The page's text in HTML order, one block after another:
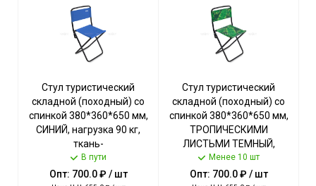
Стул туристический
складной (походный) со
спинкой 380*360*650 мм,
СИНИЙ, нагрузка 90 кг,
ткань-
водоотталкивающая
пропитка арт. ПС2/С NIKA
В пути
Опт: 700.0 ₽ / шт
Стул туристический
складной (походный) со
спинкой 380*360*650 мм,
ТРОПИЧЕСКИМИ
ЛИСТЬМИ ТЕМНЫЙ,
нагрузка 90кг,ткань-
водоот.пропитка арт.
Менее 10 шт
Опт: 700.0 ₽ / шт